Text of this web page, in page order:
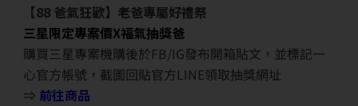
【88 爸氣狂歡】老爸專屬好禮祭
三星限定專案價X福氣抽獎爸
購買三星專案機購後於FB/IG發布開箱貼文，並標記一
心官方帳號，截圖回貼官方LINE領取抽獎網址
⇒ 前往商品